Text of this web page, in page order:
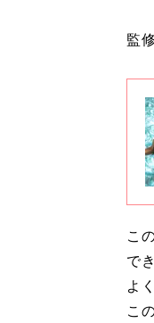
監
こ
で
よ
こ